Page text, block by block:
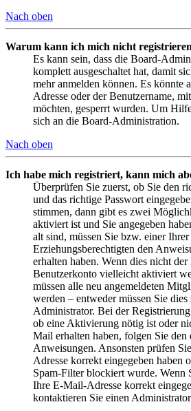
Nach oben
Warum kann ich mich nicht
Es kann sein, dass die Board-
komplett ausgeschaltet hat, damit
mehr anmelden können. Es könnte
Adresse oder der Benutzername,
möchten, gesperrt wurden. Um
sich an die Board-Administration.
Nach oben
Ich habe mich registriert, kann mich
Überprüfen Sie zuerst, ob Sie den
und das richtige Passwort
stimmen, dann gibt es zwei
aktiviert ist und Sie angegeben
alt sind, müssen Sie bzw. einer
Erziehungsberechtigten den
erhalten haben. Wenn dies nicht
Benutzerkonto vielleicht aktiviert
müssen alle neu angemeldeten
werden – entweder müssen Sie
Administrator. Bei der
ob eine Aktivierung nötig ist oder
Mail erhalten haben, folgen Sie den
Anweisungen. Ansonsten prüfen
Adresse korrekt eingegeben haben
Spam-Filter blockiert wurde. Wenn
Ihre E-Mail-Adresse korrekt
kontaktieren Sie einen